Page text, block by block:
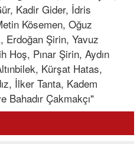
Kadir Gider, İdris
Kösemen, Oğuz
Erdoğan Şirin, Yavuz
Hoş, Pınar Şirin, Aydın
Kürşat Hatas,
İlker Tanta, Kadem
Bahadır Çakmakçı"